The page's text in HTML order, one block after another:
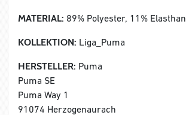
MATERIAL: 89% Polyester, 11% Elasthan
KOLLEKTION: Liga_Puma
HERSTELLER: Puma
Puma SE
Puma Way 1
91074 Herzogenaurach